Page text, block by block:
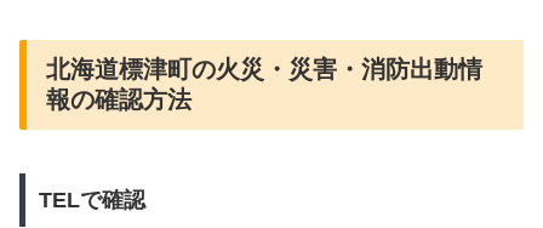
北海道標津町の火災・災害・消防出動情
報の確認方法
TELで確認